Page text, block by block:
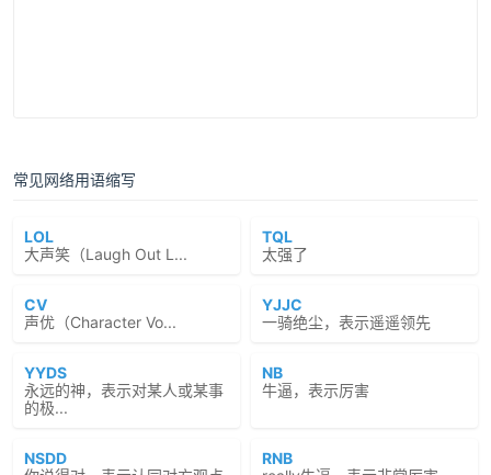
常见网络用语缩写
LOL
大声笑（Laugh Out L...
TQL
太强了
CV
声优（Character Vo...
YJJC
一骑绝尘，表示遥遥领先
YYDS
永远的神，表示对某人或某事
的极...
NB
牛逼，表示厉害
NSDD
RNB